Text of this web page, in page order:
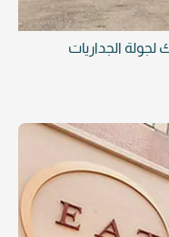
الجداريات